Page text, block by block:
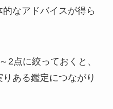
なアドバイスが得ら
2点に絞っておくと、
ある鑑定につながり